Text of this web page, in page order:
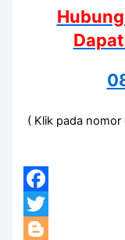
( Klik pada
Facebook
Twitter